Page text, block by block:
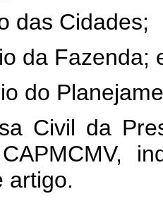
das Cidades;
da Fazenda;
do
Civil da
artigo.